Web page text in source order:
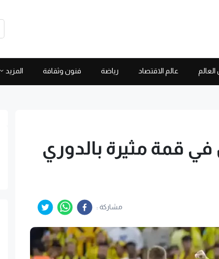
عالم الاقتصاد رياضة فنون وثقافة المزيد
في قمة مثيرة بالدوري
مشاركة :